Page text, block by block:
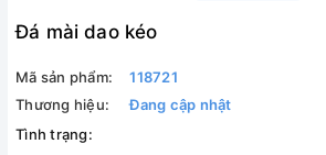
Đá mài dao kéo
Mã sản phẩm:
118721
Thương hiệu:
Đang cập nhật
Tình trạng: